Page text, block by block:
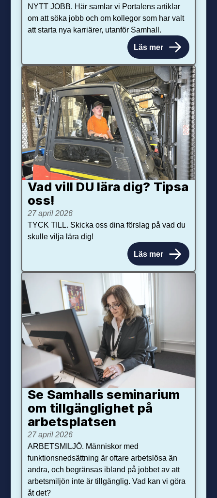
NYTT JOBB. Här samlar vi Portalens artiklar
om att söka jobb och om kollegor som har valt
att starta nya karriärer, utanför Samhall.
Läs mer
Vad vill DU lära dig? Tipsa
oss!
27 april 2026
TYCK TILL. Skicka oss dina förslag på vad du
skulle vilja lära dig!
Läs mer
Se Samhalls seminarium
om tillgänglighet på
arbetsplatsen
27 april 2026
ARBETSMILJÖ. Människor med
funktionsnedsättning är oftare arbetslösa än
andra, och begränsas ibland på jobbet av att
arbetsmiljön inte är tillgänglig. Vad kan vi göra
åt det?